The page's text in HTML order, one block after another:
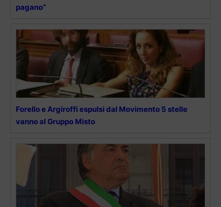
pagano”
Forello e Argiroffi espulsi dal Movimento 5 stelle
vanno al Gruppo Misto